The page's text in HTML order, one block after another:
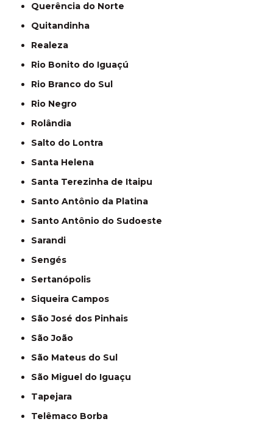
Querência do Norte
Quitandinha
Realeza
Rio Bonito do Iguaçú
Rio Branco do Sul
Rio Negro
Rolândia
Salto do Lontra
Santa Helena
Santa Terezinha de Itaipu
Santo Antônio da Platina
Santo Antônio do Sudoeste
Sarandi
Sengés
Sertanópolis
Siqueira Campos
São José dos Pinhais
São João
São Mateus do Sul
São Miguel do Iguaçu
Tapejara
Telêmaco Borba